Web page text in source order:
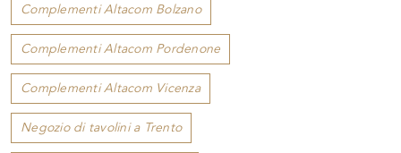
Complementi Altacom Bolzano
Complementi Altacom Pordenone
Complementi Altacom Vicenza
Negozio di tavolini a Trento